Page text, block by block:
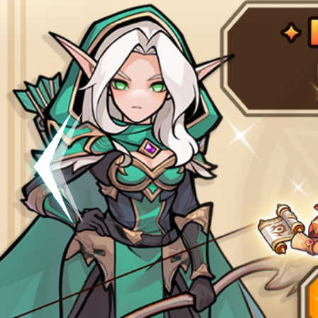
공지 [킹방
공지 [킹방
이벤트
[갤럭
이벤트​​
서버오픈 07월